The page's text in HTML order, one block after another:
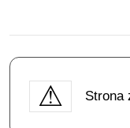
Strona